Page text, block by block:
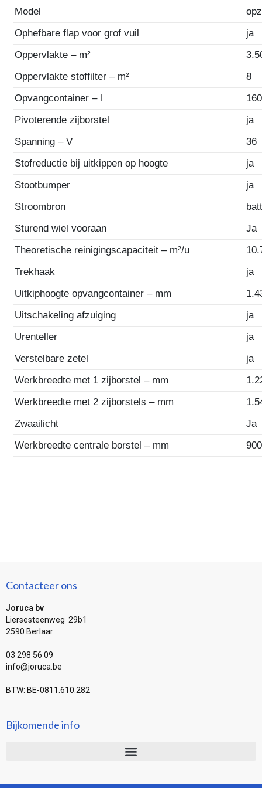
Model
Ophefbare flap voor grof vuil
ja
Oppervlakte – m²
Oppervlakte stoffilter – m²
8
Opvangcontainer – l
160
Pivoterende zijborstel
ja
Spanning – V
36
Stofreductie bij uitkippen op hoogte
ja
Stootbumper
ja
Stroombron
Sturend wiel vooraan
Ja
Theoretische reinigingscapaciteit – m²/u
Trekhaak
ja
Uitkiphoogte opvangcontainer – mm
Uitschakeling afzuiging
ja
Urenteller
ja
Verstelbare zetel
ja
Werkbreedte met 1 zijborstel – mm
Werkbreedte met 2 zijborstels – mm
Zwaailicht
Ja
Werkbreedte centrale borstel – mm
900
Contacteer ons
Joruca bv
Liersesteenweg 29b1
2590 Berlaar
03 298 56 09
info@joruca.be
BTW: BE-0811.610.282
Bijkomende info